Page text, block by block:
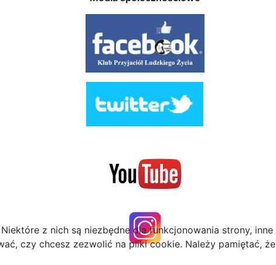
z nich są niezbędne dla funkcjonowania strony,
czy chcesz zezwolić na pliki cookie. Należy pamiętać,